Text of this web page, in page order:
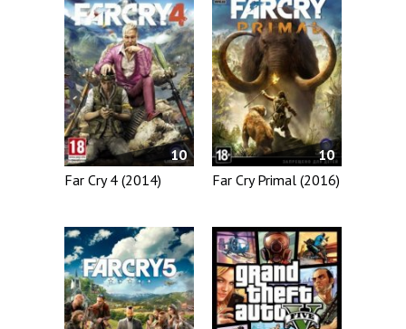
10
Far Cry 4 (2014)
10
Far Cry Primal (2016)